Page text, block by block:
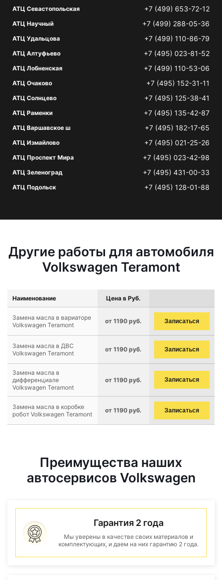
АТЦ Севастопольская +7 (499) 653-72-12
АТЦ Научный +7 (499) 288-05-36
АТЦ Удальцова +7 (499) 110-86-79
АТЦ Алтуфьево +7 (495) 023-81-52
АТЦ Лобненская +7 (499) 110-53-06
АТЦ Очаково +7 (495) 152-31-11
АТЦ Солнцево +7 (495) 125-38-41
АТЦ Раменки +7 (495) 135-42-87
АТЦ Варшавское ш +7 (495) 182-17-65
АТЦ Измайлово +7 (495) 021-25-26
АТЦ Проспект Мира +7 (495) 023-42-98
АТЦ Зеленоград +7 (495) 431-00-33
АТЦ Подольск +7 (495) 128-01-88
Другие работы для автомобиля
Volkswagen Teramont
Наименование Цена в Руб.
Замена масла в вариаторе
Volkswagen Teramont
от 1190 руб. Записаться
Замена масла в ДВС
Volkswagen Teramont
от 1190 руб. Записаться
Замена масла в
дифференциале
Volkswagen Teramont
от 1190 руб. Записаться
Замена масла в коробке
робот Volkswagen Teramont
от 1190 руб. Записаться
Преимущества наших
автосервисов Volkswagen
Гарантия 2 года
Мы уверены в качестве своих материалов и
комплектующих, и даем на них гарантию 2 года.